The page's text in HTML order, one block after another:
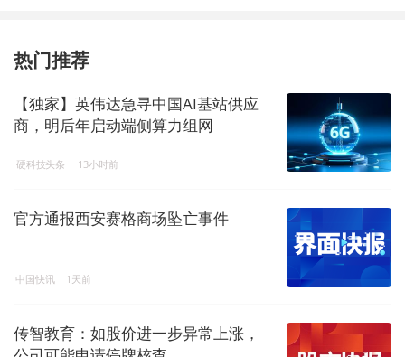
热门推荐
【独家】英伟达急寻中国AI基站供应
商，明后年启动端侧算力组网
硬科技头条 13小时前
官方通报西安赛格商场坠亡事件
中国快讯 1天前
传智教育：如股价进一步异常上涨，